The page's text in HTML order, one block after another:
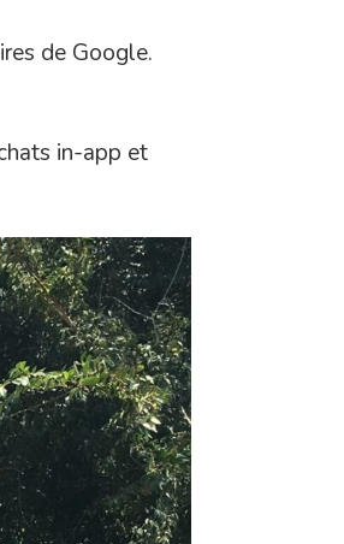
de Google.
in-app et